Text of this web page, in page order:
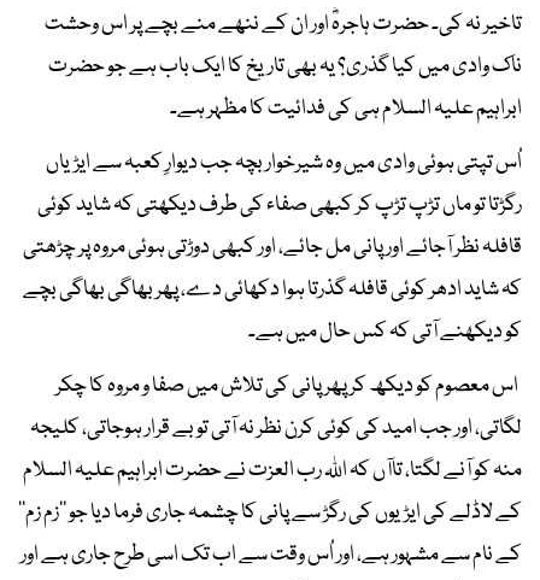
تاخیر نہ کی۔ حضرت ہاجرہؓ اور ان کے ننھے منے بچے پر اس وحشت
ناک وادی میں کیا گذری؟ یہ بھی تاریخ کا ایک باب ہے جو حضرت
ابراہیم علیہ السلام ہی کی فدائیت کا مظہر ہے۔
اُس تپتی ہوئی وادی میں وہ شیرخوار بچہ جب دیوارِ کعبہ سے ایڑیاں
رگڑتا تو ماں تڑپ تڑپ کر کبھی صفاء کی طرف دیکھتی کہ شاید کوئی
قافلہ نظر آجائے اور پانی مل جائے، اور کبھی دوڑتی ہوئی مروہ پر چڑھتی
کہ شاید ادھر کوئی قافلہ گذرتا ہوا دکھائی دے، پھر بھاگی بھاگی بچے
کو دیکھنے آتی کہ کس حال میں ہے۔
اس معصوم کو دیکھ کر پھر پانی کی تلاش میں صفا و مروہ کا چکر
لگاتی، اور جب امید کی کوئی کرن نظر نہ آتی تو بے قرار ہوجاتی، کلیجہ
منہ کو آنے لگتا، تاآں کہ اﷲ رب العزت نے حضرت ابراہیم علیہ السلام
کے لاڈلے کی ایڑیوں کی رگڑ سے پانی کا چشمہ جاری فرما دیا جو ’’زم زم‘‘
کے نام سے مشہور ہے، اور اُس وقت سے اب تک اسی طرح جاری ہے اور